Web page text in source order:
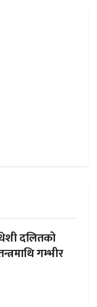
दलितको
गम्भीर